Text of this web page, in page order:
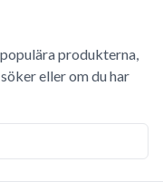
produkterna,
eller om du har